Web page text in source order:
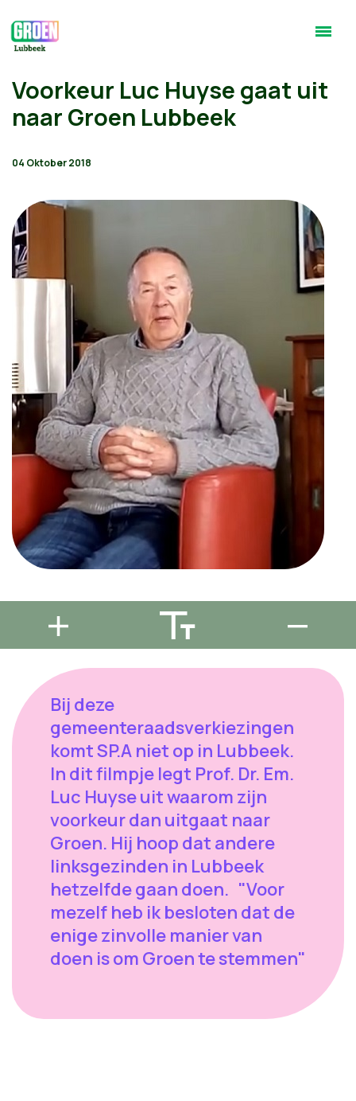
Voorkeur Luc Huyse gaat uit
naar Groen Lubbeek
04 Oktober 2018
Bij deze
gemeenteraadsverkiezingen
komt SP.A niet op in Lubbeek.
In dit filmpje legt Prof. Dr. Em.
Luc Huyse uit waarom zijn
voorkeur dan uitgaat naar
Groen. Hij hoop dat andere
linksgezinden in Lubbeek
hetzelfde gaan doen. "Voor
mezelf heb ik besloten dat de
enige zinvolle manier van
doen is om Groen te stemmen"